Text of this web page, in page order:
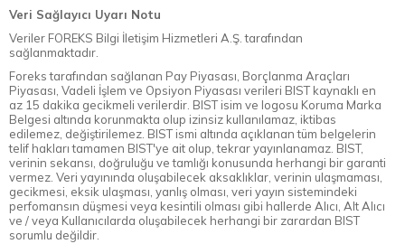
Veri Sağlayıcı Uyarı Notu
Veriler FOREKS Bilgi İletişim Hizmetleri A.Ş. tarafından
sağlanmaktadır.
Foreks tarafından sağlanan Pay Piyasası, Borçlanma Araçları
Piyasası, Vadeli İşlem ve Opsiyon Piyasası verileri BIST kaynaklı en
az 15 dakika gecikmeli verilerdir. BIST isim ve logosu Koruma Marka
Belgesi altında korunmakta olup izinsiz kullanılamaz, iktibas
edilemez, değiştirilemez. BIST ismi altında açıklanan tüm belgelerin
telif hakları tamamen BIST'ye ait olup, tekrar yayınlanamaz. BIST,
verinin sekansı, doğruluğu ve tamlığı konusunda herhangi bir garanti
vermez. Veri yayınında oluşabilecek aksaklıklar, verinin ulaşmaması,
gecikmesi, eksik ulaşması, yanlış olması, veri yayın sistemindeki
perfomansın düşmesi veya kesintili olması gibi hallerde Alıcı, Alt Alıcı
ve / veya Kullanıcılarda oluşabilecek herhangi bir zarardan BIST
sorumlu değildir.